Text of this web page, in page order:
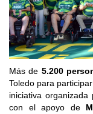
Más de 5.200
Toledo para
iniciativa organizada
con el apoyo de